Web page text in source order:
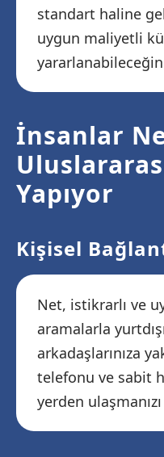
standart haline
uygun maliyetli
İnsanlar
Yapıyor
Kişisel
Net, istikrarlı ve
aramalarla
arkadaşlarınıza
telefonu ve sabit
yerden